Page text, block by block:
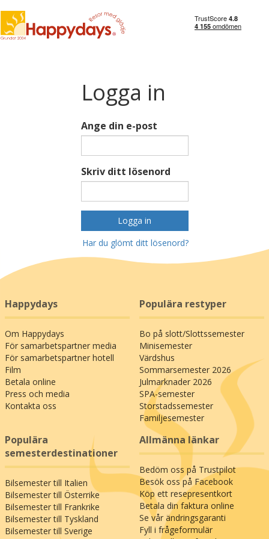
Logga in
Ange din e-post
Skriv ditt lösenord
Logga in
Har du glömt ditt lösenord?
Happydays
Om Happydays
För samarbetspartner media
För samarbetspartner hotell
Film
Betala online
Press och media
Kontakta oss
Populära restyper
Bo på slott/Slottssemester
Minisemester
Värdshus
Sommarsemester 2026
Julmarknader 2026
SPA-semester
Storstadssemester
Familjesemester
Populära
semesterdestinationer
Bilsemester till Italien
Bilsemester till Österrike
Bilsemester till Frankrike
Bilsemester till Tyskland
Bilsemester till Sverige
Allmänna länkar
Bedöm oss på Trustpilot
Besök oss på Facebook
Köp ett resepresentkort
Betala din faktura online
Se vår ändringsgaranti
Fyll i frågeformulär